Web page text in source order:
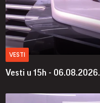
VESTI
Vesti u 15h - 06.08.2026.